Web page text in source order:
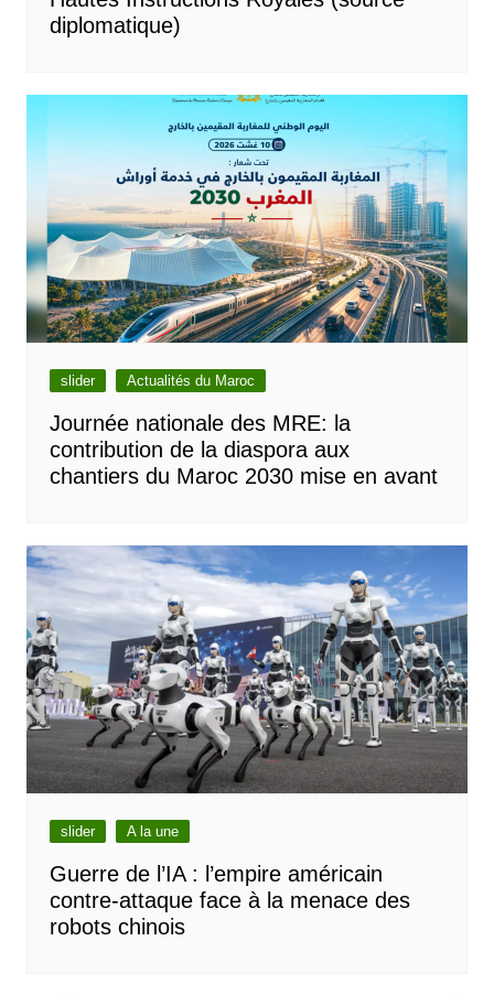
diplomatique)
slider Actualités du Maroc
Journée nationale des MRE: la
contribution de la diaspora aux
chantiers du Maroc 2030 mise en avant
slider A la une
Guerre de l’IA : l’empire américain
contre-attaque face à la menace des
robots chinois